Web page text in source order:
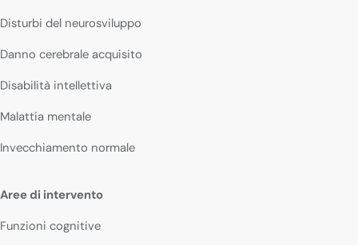
Disturbi del neurosviluppo
Danno cerebrale acquisito
Disabilità intellettiva
Malattia mentale
Invecchiamento normale
Aree di intervento
Funzioni cognitive